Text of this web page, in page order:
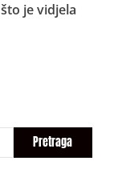
je vidjela